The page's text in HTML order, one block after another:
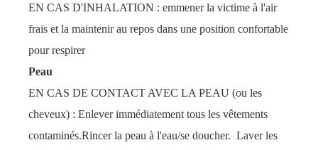
EN CAS D'INHALATION : emmener la victime à l'air
frais et la maintenir au repos dans une position confortable
pour respirer
Peau
EN CAS DE CONTACT AVEC LA PEAU (ou les
cheveux) : Enlever immédiatement tous les vêtements
contaminés.Rincer la peau à l'eau/se doucher. Laver les